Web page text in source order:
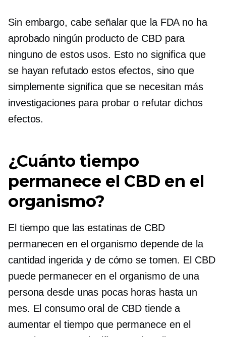
Sin embargo, cabe señalar que la FDA no ha
aprobado ningún producto de CBD para
ninguno de estos usos. Esto no significa que
se hayan refutado estos efectos, sino que
simplemente significa que se necesitan más
investigaciones para probar o refutar dichos
efectos.
¿Cuánto tiempo
permanece el CBD en el
organismo?
El tiempo que las estatinas de CBD
permanecen en el organismo depende de la
cantidad ingerida y de cómo se tomen. El CBD
puede permanecer en el organismo de una
persona desde unas pocas horas hasta un
mes. El consumo oral de CBD tiende a
aumentar el tiempo que permanece en el